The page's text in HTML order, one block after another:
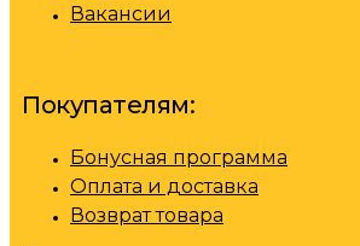
Вакансии
Покупателям:
Бонусная программа
Оплата и доставка
Возврат товара